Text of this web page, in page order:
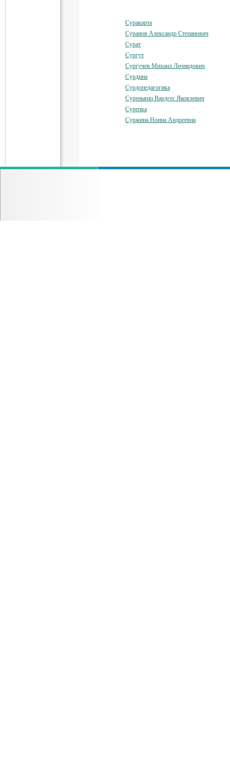
Суракарта
Суранов Александр Степанович
Сурат
Сургут
Сургучев Михаил Леонидович
Сурдина
Сурдопедагогика
Суреньянц Вардгес Яковлевич
Сурепка
Суржина Нонна Андреевна